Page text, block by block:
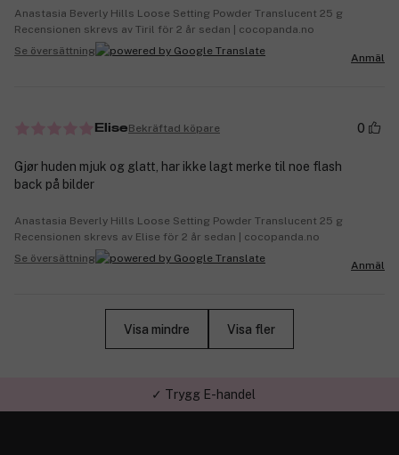
Anastasia Beverly Hills Loose Setting Powder Translucent 25 g
Recensionen skrevs av Tiril för 2 år sedan | cocopanda.no
Se översättning
Anmäl
EliseBekräftad köpare 0
Gjør huden mjuk og glatt, har ikke lagt merke til noe flash
back på bilder
Anastasia Beverly Hills Loose Setting Powder Translucent 25 g
Recensionen skrevs av Elise för 2 år sedan | cocopanda.no
Se översättning
Anmäl
Visa mindre Visa fler
✓ Trygg E-handel